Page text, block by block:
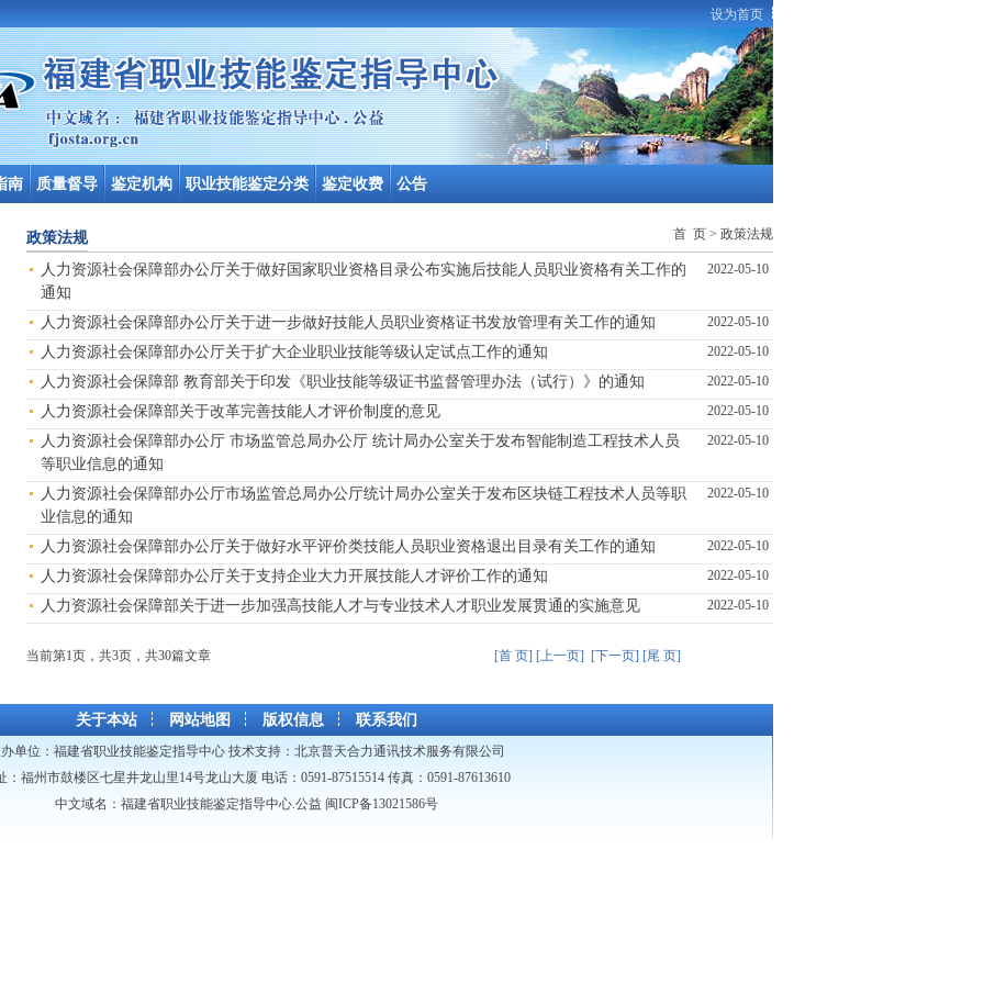
设为首页
南 质量督导 鉴定机构 职业技能鉴定分类 鉴定收费 公告
政策法规 首 页 > 政策法规
人力资源社会保障部办公厅关于做好国家职业资格目录公布实施后技能人员职业资格有关工作的
通知
2022-05-10
人力资源社会保障部办公厅关于进一步做好技能人员职业资格证书发放管理有关工作的通知 2022-05-10
人力资源社会保障部办公厅关于扩大企业职业技能等级认定试点工作的通知 2022-05-10
人力资源社会保障部 教育部关于印发《职业技能等级证书监督管理办法（试行）》的通知 2022-05-10
人力资源社会保障部关于改革完善技能人才评价制度的意见 2022-05-10
人力资源社会保障部办公厅 市场监管总局办公厅 统计局办公室关于发布智能制造工程技术人员
等职业信息的通知
2022-05-10
人力资源社会保障部办公厅市场监管总局办公厅统计局办公室关于发布区块链工程技术人员等职
业信息的通知
2022-05-10
人力资源社会保障部办公厅关于做好水平评价类技能人员职业资格退出目录有关工作的通知 2022-05-10
人力资源社会保障部办公厅关于支持企业大力开展技能人才评价工作的通知 2022-05-10
人力资源社会保障部关于进一步加强高技能人才与专业技术人才职业发展贯通的实施意见 2022-05-10
当前第1页，共3页，共30篇文章 [首 页] [上一页] [下一页] [尾 页]
关于本站 网站地图 版权信息 联系我们
单位： 福建省职业技能鉴定指导中心技术支持： 北京普天合力通讯技术服务有限公司
：福州市鼓楼区七星井龙山里14号龙山大厦 电话：0591-87515514 传真：0591-87613610
中文域名：福建省职业技能鉴定指导中心.公益 闽ICP备13021586号